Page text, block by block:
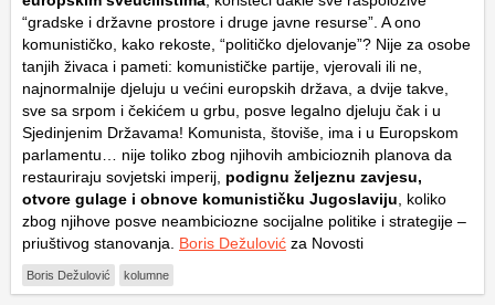
“gradske i državne prostore i druge javne resurse”. A ono
komunističko, kako rekoste, “političko djelovanje”? Nije za osobe
tanjih živaca i pameti: komunističke partije, vjerovali ili ne,
najnormalnije djeluju u većini europskih država, a dvije takve,
sve sa srpom i čekićem u grbu, posve legalno djeluju čak i u
Sjedinjenim Državama! Komunista, štoviše, ima i u Europskom
parlamentu… nije toliko zbog njihovih ambicioznih planova da
restauriraju sovjetski imperij, podignu željeznu zavjesu,
otvore gulage i obnove komunističku Jugoslaviju , koliko
zbog njihove posve neambiciozne socijalne politike i strategije –
priuštivog stanovanja. Boris Dežulović za Novosti
Boris Dežulović kolumne